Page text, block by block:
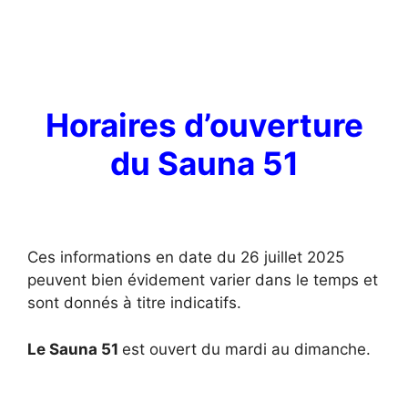
Horaires d’ouverture
du Sauna 51
Ces informations en date du 26 juillet 2025
peuvent bien évidement varier dans le temps et
sont donnés à titre indicatifs.
Le Sauna 51 est ouvert du mardi au dimanche.